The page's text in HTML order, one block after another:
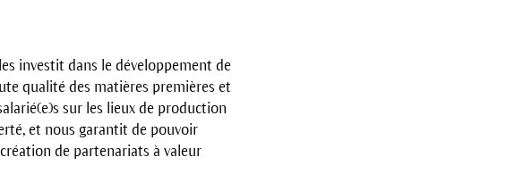
investit dans le développement de
qualité des matières premières et
sur les lieux de production
et nous garantit de pouvoir
de partenariats à valeur